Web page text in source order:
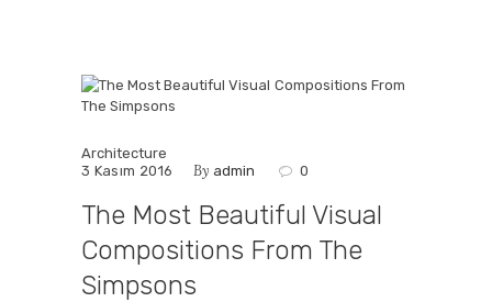
Architecture
3 Kasım 2016
By admin 0
The Most Beautiful Visual
Compositions From The
Simpsons